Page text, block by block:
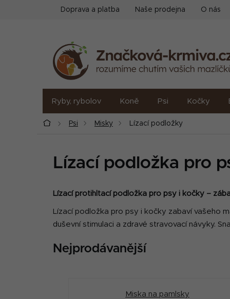
Doprava a platba Naše prodejna O nás
Ryby, rybolov Koně Psi Kočky
DomůPsi Misky Lízací podložky
Lízací podložka pro
Lízací protihltací podložka pro psy i kočky –
Lízací podložka pro psy i kočky zabaví vašeho
duševní stimulaci a zdravé stravovací návyky.
Nejprodávanější
Miska na pamlsky